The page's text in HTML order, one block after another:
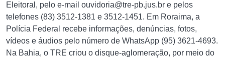
Eleitoral, pelo e-mail ouvidoria@tre-pb.jus.br e pelos
telefones (83) 3512-1381 e 3512-1451. Em Roraima, a
Polícia Federal recebe informações, denúncias, fotos,
vídeos e áudios pelo número de WhatsApp (95) 3621-4693.
Na Bahia, o TRE criou o disque-aglomeração, por meio do